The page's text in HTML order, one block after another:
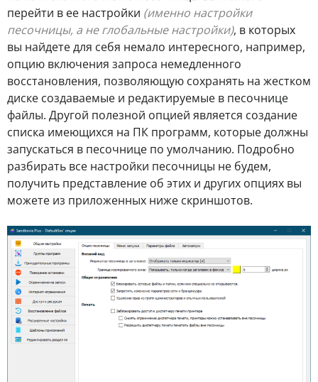
перейти в ее настройки (именно настройки
песочницы, а не глобальные настройки), в которых
вы найдете для себя немало интересного, например,
опцию включения запроса немедленного
восстановления, позволяющую сохранять на жестком
диске создаваемые и редактируемые в песочнице
файлы. Другой полезной опцией является создание
списка имеющихся на ПК программ, которые должны
запускаться в песочнице по умолчанию. Подробно
разбирать все настройки песочницы не будем,
получить представление об этих и других опциях вы
можете из приложенных ниже скриншотов.